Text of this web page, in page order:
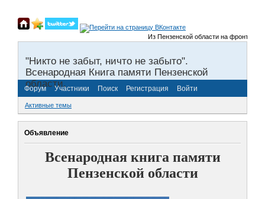
Из Пензенской области на фронты
"Никто не забыт, ничто не забыто".
Всенародная Книга памяти Пензенской
области.
Форум Участники Поиск Регистрация Войти
Активные темы
Объявление
Всенародная книга памяти
Пензенской области